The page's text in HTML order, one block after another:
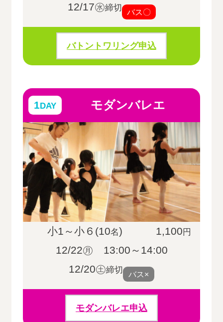
12/17㊌締切 バス〇
バトントワリング申込
1DAY モダンバレエ
小1～小６(10名) 1,100 円
12/22㊊ 13:00～14:00
12/20㊏締切 バス×
モダンバレエ申込